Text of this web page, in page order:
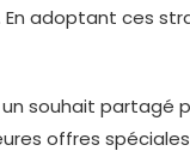
adoptant ces
souhait partagé
offres